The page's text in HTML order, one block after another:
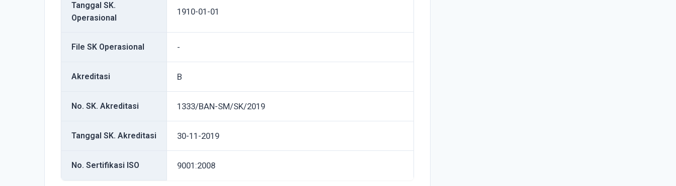
Tanggal SK.
Operasional
1910-01-01
File SK Operasional -
Akreditasi B
No. SK. Akreditasi 1333/BAN-SM/SK/2019
Tanggal SK. Akreditasi 30-11-2019
No. Sertifikasi ISO 9001:2008